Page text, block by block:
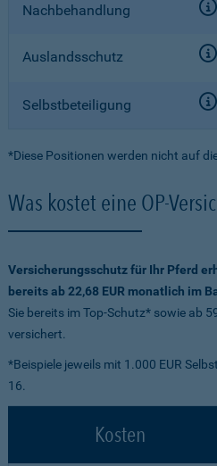
Nachbehandlung
Auslandsschutz
Selbstbeteiligung
*Diese Positionen werden nicht auf
Was kostet eine OP-
Versicherungsschutz für Ihr Pferd
bereits ab 22,68 EUR monatlich im
Sie bereits im Top-Schutz* sowie ab
versichert.
*Beispiele jeweils mit 1.000 EUR
16.
Kosten